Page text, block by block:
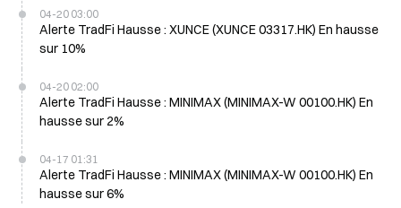
04-20 03:00
Alerte TradFi Hausse : XUNCE (XUNCE 03317.HK) En hausse
sur 10%
04-20 02:00
Alerte TradFi Hausse : MINIMAX (MINIMAX-W 00100.HK) En
hausse sur 2%
04-17 01:31
Alerte TradFi Hausse : MINIMAX (MINIMAX-W 00100.HK) En
hausse sur 6%